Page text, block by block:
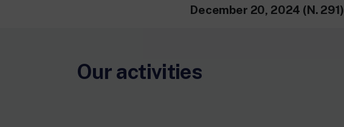
December 20, 2024 (N. 291)
Our activities